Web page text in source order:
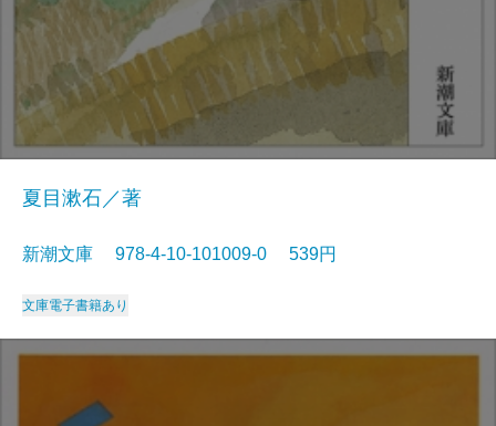
夏目漱石／著
新潮文庫 978-4-10-101009-0 539円
文庫電子書籍あり